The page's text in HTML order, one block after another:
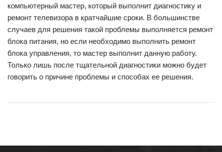
компьютерный мастер, который выполнит диагностику и
ремонт телевизора в кратчайшие сроки. В большинстве
случаев для решения такой проблемы выполняется ремонт
блока питания, но если необходимо выполнить ремонт
блока управления, то мастер выполнит данную работу.
Только лишь после тщательной диагностики можно будет
говорить о причине проблемы и способах ее решения.